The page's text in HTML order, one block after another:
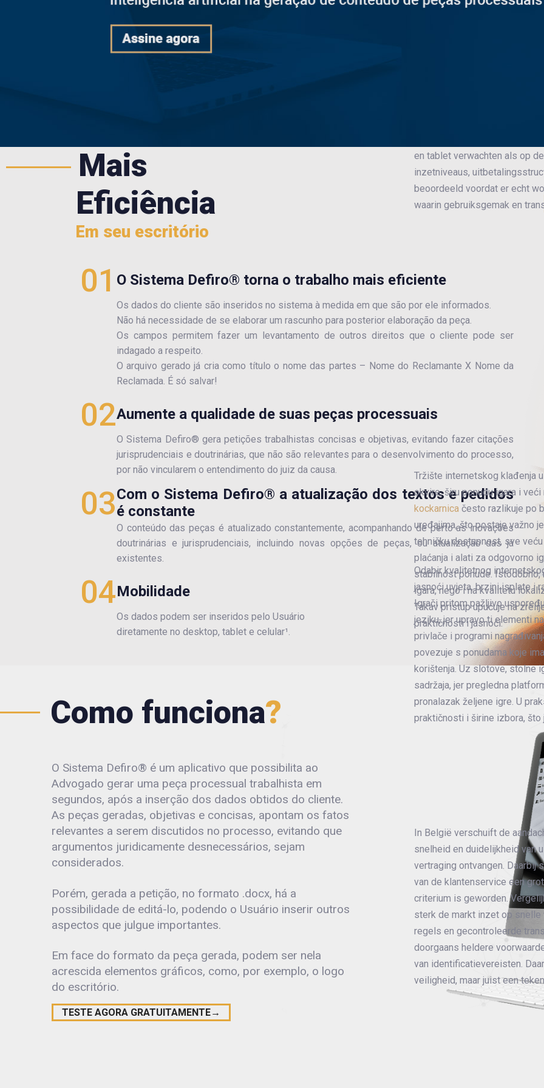
Mais
Eficiência
Em seu escritório
01 O Sistema Defiro® torna o trabalho mais eficiente
Os dados do cliente são inseridos no sistema à medida em que são por ele informados.
Não há necessidade de se elaborar um rascunho para posterior elaboração da peça.
Os campos permitem fazer um levantamento de outros direitos que o cliente pode ser
indagado a respeito.
O arquivo gerado já cria como título o nome das partes – Nome do Reclamante X Nome da
Reclamada. É só salvar!
02Aumente a qualidade de suas peças processuais
O Sistema Defiro® gera petições trabalhistas concisas e objetivas, evitando fazer citações
jurisprudenciais e doutrinárias, que não são relevantes para o desenvolvimento do processo,
por não vincularem o entendimento do juiz da causa.
03Com o Sistema Defiro® a atualização dos textos e pedidos
é constante
O conteúdo das peças é atualizado constantemente, acompanhando de perto as inovações
doutrinárias e jurisprudenciais, incluindo novas opções de peças, ou atualização das já
existentes.
04Mobilidade
Os dados podem ser inseridos pelo Usuário
diretamente no desktop, tablet e celular¹.
Como funciona?
O Sistema Defiro® é um aplicativo que possibilita ao
Advogado gerar uma peça processual trabalhista em
segundos, após a inserção dos dados obtidos do cliente.
As peças geradas, objetivas e concisas, apontam os fatos
relevantes a serem discutidos no processo, evitando que
argumentos juridicamente desnecessários, sejam
considerados.
Porém, gerada a petição, no formato .docx, há a
possibilidade de editá-lo, podendo o Usuário inserir outros
aspectos que julgue importantes.
Em face do formato da peça gerada, podem ser nela
acrescida elementos gráficos, como, por exemplo, o logo
do escritório.
TESTE AGORA GRATUITAMENTE→
en tablet verwachten als op
inzetniveaus,
beoordeeld voordat er echt
waarin gebruiksgemak en
Tržište internetskog klađenja
okvire, širu ponudu igara i
kockarnica često razlikuje po
uređajima, što postaje važno
tehničku dostupnost, sve
plaćanja i alati za odgovorno
stabilnost ponude. Istodobno,
igara, nego i na kvalitetu
Takav pristup upućuje na
praktičnosti i jasnoći.
Odabir kvalitetnog
jasnoći uvjeta, brzini isplate i
Igrači pritom pažljivo
jeziku, jer upravo ti elementi
privlače i programi
povezuje s ponudama koje
korištenja. Uz slotove, stolne
sadržaja, jer pregledna
pronalazak željene igre. U
praktičnosti i širine izbora,
In België verschuift de
snelheid en duidelijkheid van
vertraging ontvangen. Daarbij
van de klantenservice een
criterium is geworden.
sterk de markt inzet op
regels en gecontroleerde
doorgaans heldere
van identificatievereisten.
veiligheid, maar juist een